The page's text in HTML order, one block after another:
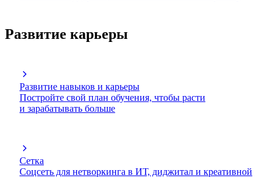
Развитие карьеры
Развитие навыков и карьеры
Постройте свой план обучения, чтобы расти
и зарабатывать больше
Сетка
Соцсеть для нетворкинга в ИТ, диджитал и креативной